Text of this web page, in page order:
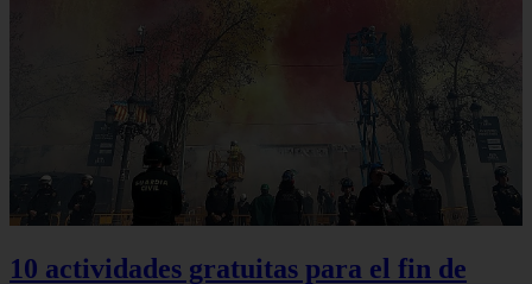
10 actividades gratuitas para el fin de